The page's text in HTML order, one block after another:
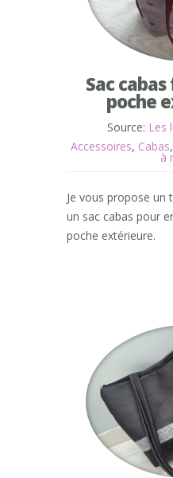
Sac
poche
Source: Les
Accessoires, Cabas,
à
Je vous propose un
un sac cabas pour
poche extérieure.